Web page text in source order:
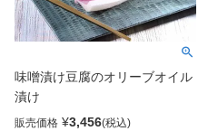
味噌漬け豆腐のオリーブオイル
漬け
販売価格 ¥3,456